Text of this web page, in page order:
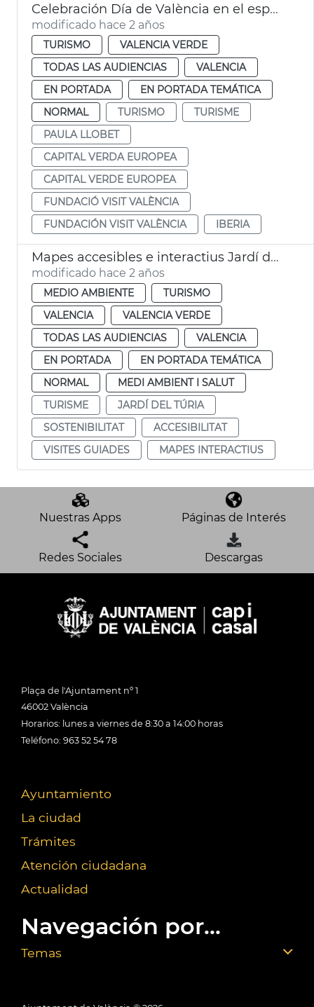
Celebración Día de València en el espacio Iberia de Madrid
modificado hace 2 años
TURISMO
VALENCIA VERDE
TODAS LAS AUDIENCIAS
VALENCIA
EN PORTADA
EN PORTADA TEMÁTICA
NORMAL
TURISMO
TURISME
PAULA LLOBET
CAPITAL VERDA EUROPEA
CAPITAL VERDE EUROPEA
FUNDACIÓ VISIT VALÈNCIA
FUNDACIÓN VISIT VALÈNCIA
IBERIA
Mapes accesibles e interactius Jardí del Túria
modificado hace 2 años
MEDIO AMBIENTE
TURISMO
VALENCIA
VALENCIA VERDE
TODAS LAS AUDIENCIAS
VALENCIA
EN PORTADA
EN PORTADA TEMÁTICA
NORMAL
MEDI AMBIENT I SALUT
TURISME
JARDÍ DEL TÚRIA
SOSTENIBILITAT
ACCESIBILITAT
VISITES GUIADES
MAPES INTERACTIUS
Nuestras Apps Páginas de Interés
Redes Sociales Descargas
Plaça de l'Ajuntament nº 1
46002 València
Horarios: lunes a viernes de 8:30 a 14:00 horas
Teléfono: 963 52 54 78
Ayuntamiento
La ciudad
Trámites
Atención ciudadana
Actualidad
Navegación por...
Temas